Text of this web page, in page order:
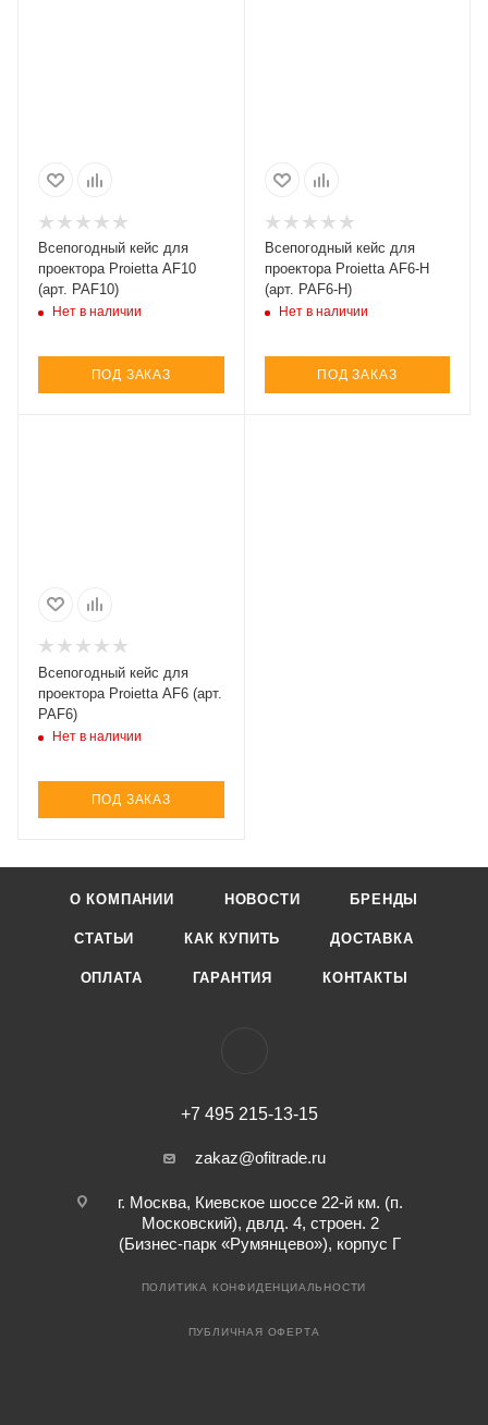
Всепогодный кейс для
проектора Proietta AF10
(арт. PAF10)
Нет в наличии
ПОД ЗАКАЗ
Всепогодный кейс для
проектора Proietta AF6-H
(арт. PAF6-H)
Нет в наличии
ПОД ЗАКАЗ
Всепогодный кейс для
проектора Proietta AF6 (арт.
PAF6)
Нет в наличии
ПОД ЗАКАЗ
О КОМПАНИИ НОВОСТИ БРЕНДЫ
СТАТЬИ КАК КУПИТЬ ДОСТАВКА
ОПЛАТА ГАРАНТИЯ КОНТАКТЫ
+7 495 215-13-15
zakaz@ofitrade.ru
г. Москва, Киевское шоссе 22-й км. (п.
Московский), двлд. 4, строен. 2
(Бизнес-парк «Румянцево»), корпус Г
ПОЛИТИКА КОНФИДЕНЦИАЛЬНОСТИ
ПУБЛИЧНАЯ ОФЕРТА